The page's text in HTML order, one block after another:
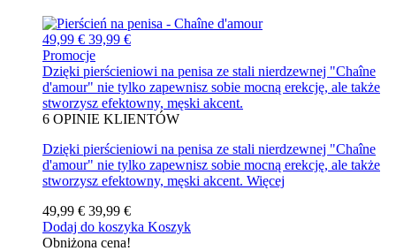
49,99 € 39,99 €
Promocje
Dzięki pierścieniowi na penisa ze stali nierdzewnej "Chaîne
d'amour" nie tylko zapewnisz sobie mocną erekcję, ale także
stworzysz efektowny, męski akcent.
6 OPINIE KLIENTÓW
Dzięki pierścieniowi na penisa ze stali nierdzewnej "Chaîne
d'amour" nie tylko zapewnisz sobie mocną erekcję, ale także
stworzysz efektowny, męski akcent. Więcej
49,99 € 39,99 €
Dodaj do koszyka Koszyk
Obniżona cena!